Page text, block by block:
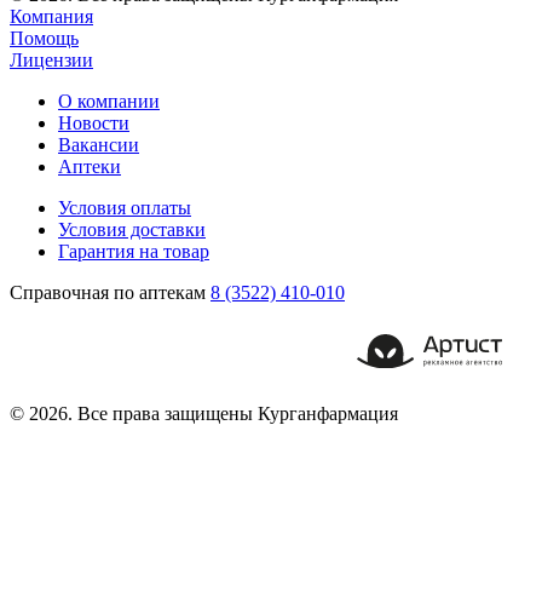
Компания
Помощь
Лицензии
О компании
Новости
Вакансии
Аптеки
Условия оплаты
Условия доставки
Гарантия на товар
Справочная по аптекам 8 (3522) 410-010
© 2026. Все права защищены Курганфармация